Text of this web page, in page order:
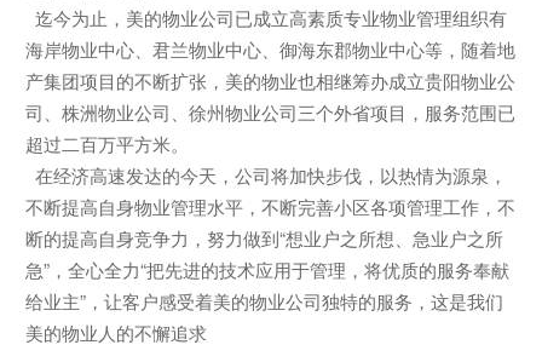
迄今为止，美的物业公司已成立高素质专业物业管理组织有
海岸物业中心、君兰物业中心、御海东郡物业中心等，随着地
产集团项目的不断扩张，美的物业也相继筹办成立贵阳物业公
司、株洲物业公司、徐州物业公司三个外省项目，服务范围已
超过二百万平方米。
在经济高速发达的今天，公司将加快步伐，以热情为源泉，
不断提高自身物业管理水平，不断完善小区各项管理工作，不
断的提高自身竞争力，努力做到“想业户之所想、急业户之所
急”，全心全力“把先进的技术应用于管理，将优质的服务奉献
给业主”，让客户感受着美的物业公司独特的服务，这是我们
美的物业人的不懈追求